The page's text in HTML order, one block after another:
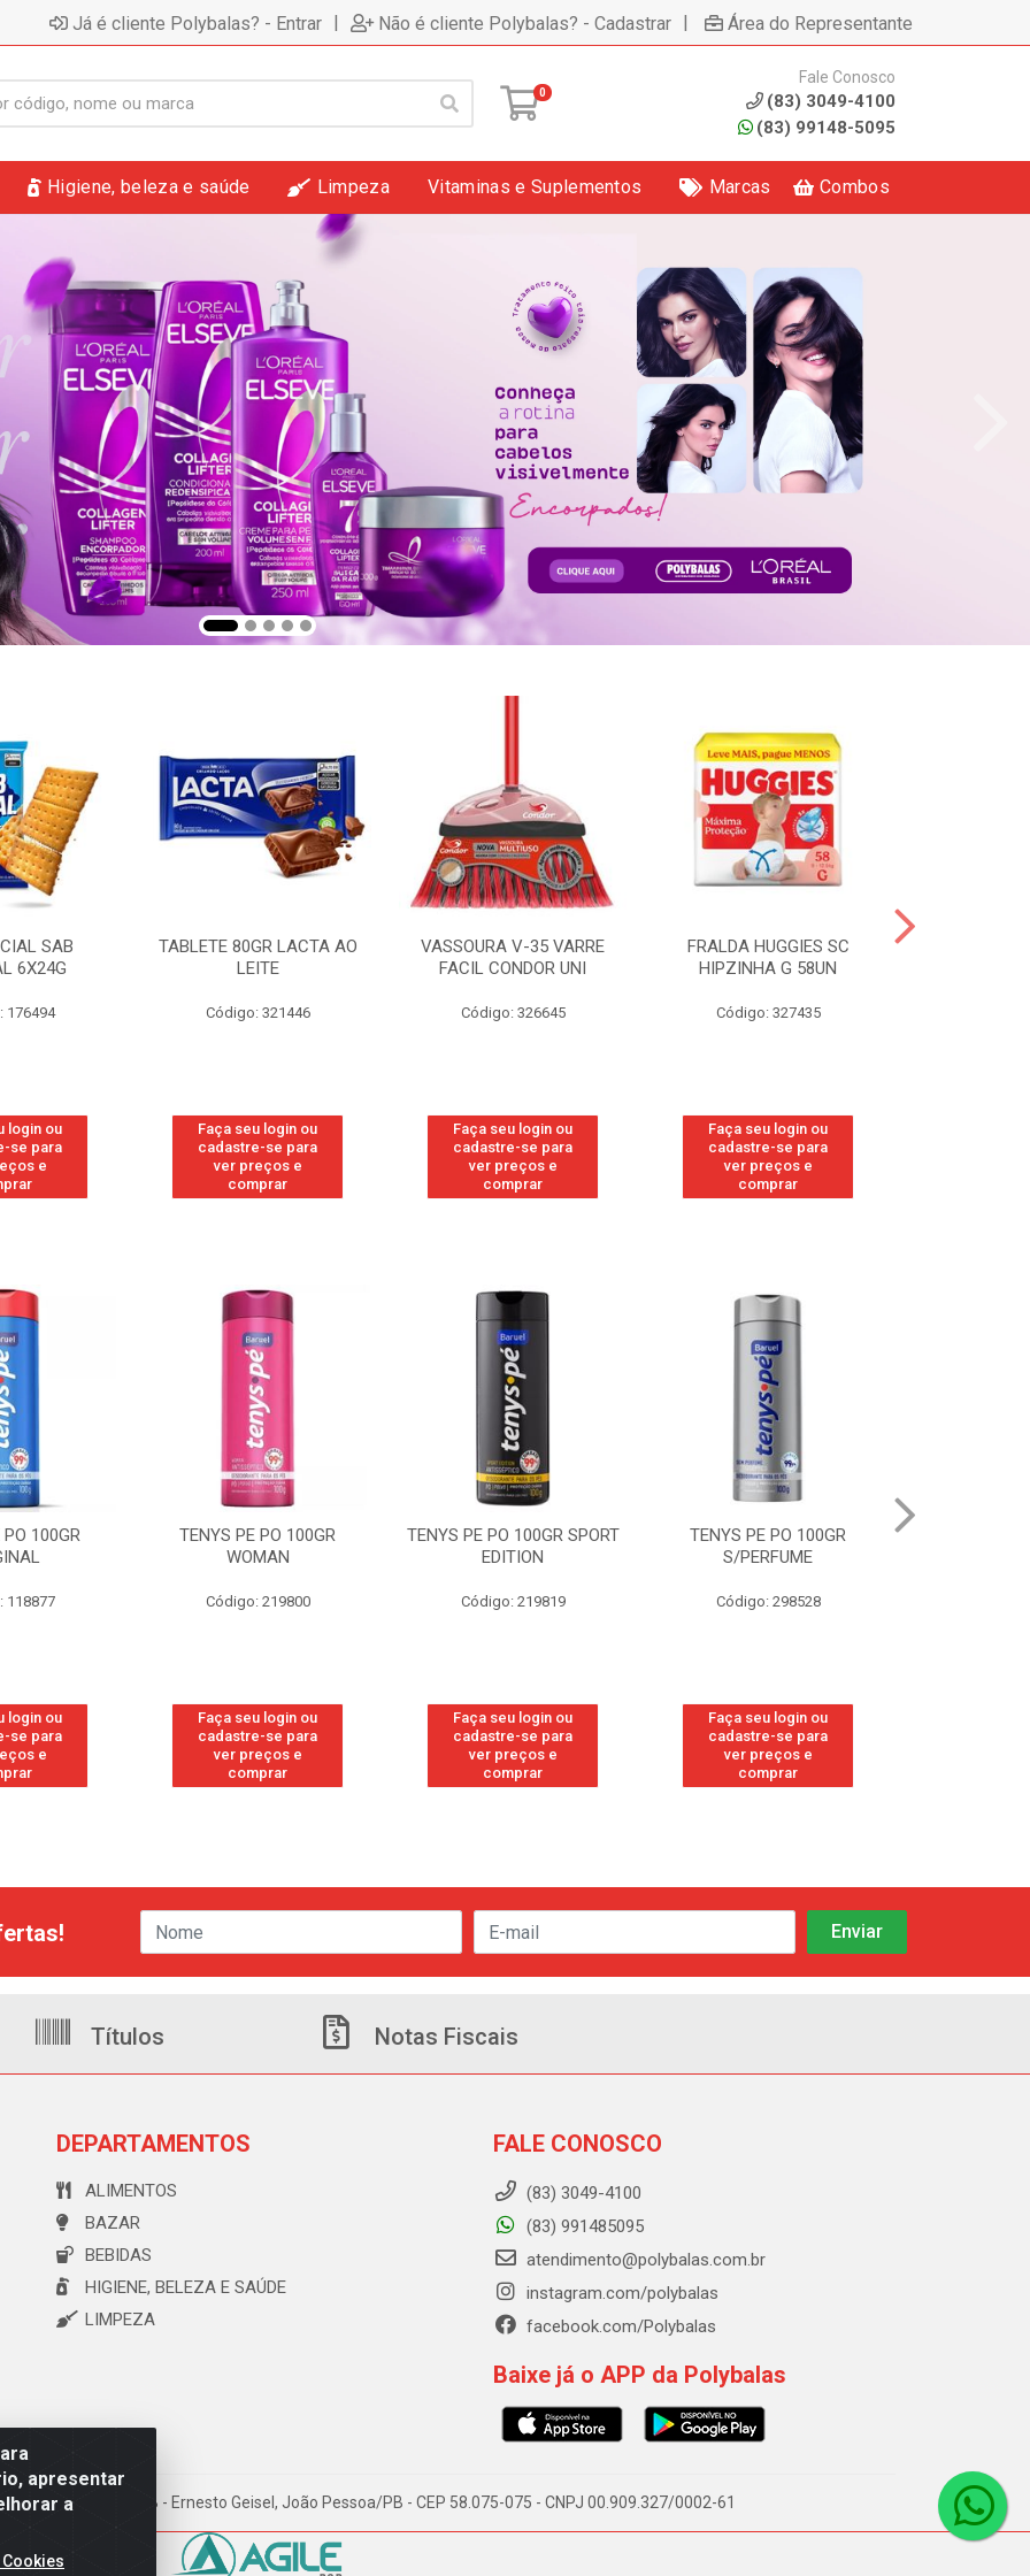
Já é cliente Polybalas? - Entrar | Não é cliente Polybalas? - Cadastrar | Área do Representante
0
Fale Conosco
(83) 3049-4100
(83) 99148-5095
Higiene, beleza e saúde Limpeza Vitaminas e Suplementos Marcas Combos
SAB
6X24G
176494
login ou
se para
e
TABLETE 80GR LACTA AO
LEITE
Código: 321446
Faça seu login ou
cadastre-se para
ver preços e
comprar
VASSOURA V-35 VARRE
FACIL CONDOR UNI
Código: 326645
Faça seu login ou
cadastre-se para
ver preços e
comprar
FRALDA HUGGIES SC
HIPZINHA G 58UN
Código: 327435
Faça seu login ou
cadastre-se para
ver preços e
comprar
100GR
219800
login ou
se para
e
TENYS PE PO 100GR SPORT
EDITION
Código: 219819
Faça seu login ou
cadastre-se para
ver preços e
comprar
TENYS PE PO 100GR
S/PERFUME
Código: 298528
Faça seu login ou
cadastre-se para
ver preços e
comprar
TENYS PE PO 100GR MENTA
FRESH
Código: 113
Faça seu login ou
cadastre-se para
ver preços e
comprar
apresentar
a
Títulos Notas Fiscais
DEPARTAMENTOS
ALIMENTOS
BAZAR
BEBIDAS
HIGIENE, BELEZA E SAÚDE
LIMPEZA
FALE CONOSCO
(83) 3049-4100
(83) 991485095
atendimento@polybalas.com.br
instagram.com/polybalas
facebook.com/Polybalas
Baixe já o APP da Polybalas
173 Galpão B - Ernesto Geisel, João Pessoa/PB - CEP 58.075-075 - CNPJ 00.909.327/0002-61